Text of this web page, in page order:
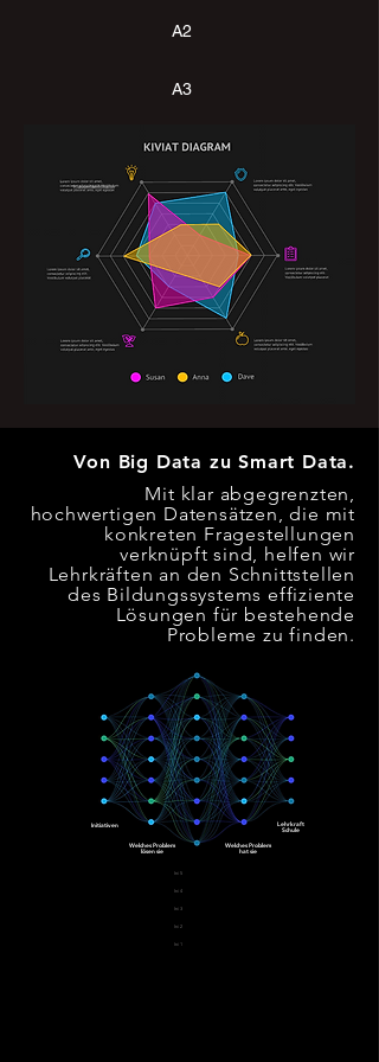
A2
A3
Klassenidentifikation
Von Big Data zu Smart Data.
Mit klar abgegrenzten,
hochwertigen Datensätzen, die mit
konkreten Fragestellungen
verknüpft sind, helfen wir
Lehrkräften an den Schnittstellen
des Bildungssystems effiziente
Lösungen für bestehende
Probleme zu finden.
Initiativen
Lehrkraft
Schule
WelchesProblem
lösensie
WelchesProblem
hatsie
Ini 5
Ini 4
Ini 3
Ini 2
Ini 1